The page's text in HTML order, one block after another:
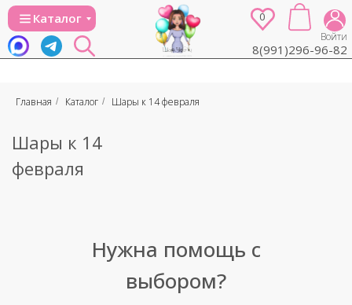
Каталог
Войти
0
8(991)296-96-82
Главная / Каталог / Шары к 14 февраля
Шары к 14
февраля
Нужна помощь с
выбором?